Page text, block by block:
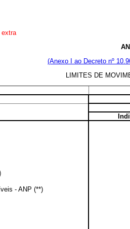
extra
(Anexo I ao Decreto nº
LIMITES DE
- ANP (**)